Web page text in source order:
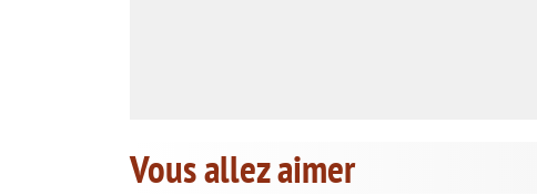
Vous allez aimer